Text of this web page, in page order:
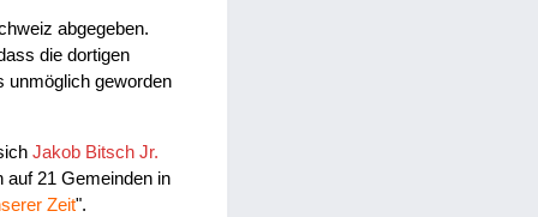
abgegeben.
die dortigen
unmöglich geworden
Jakob Bitsch Jr.
auf 21 Gemeinden in
Zeit".